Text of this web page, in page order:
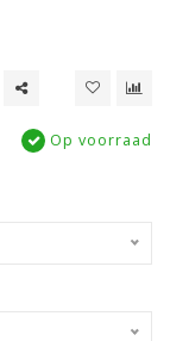
Op voorraad